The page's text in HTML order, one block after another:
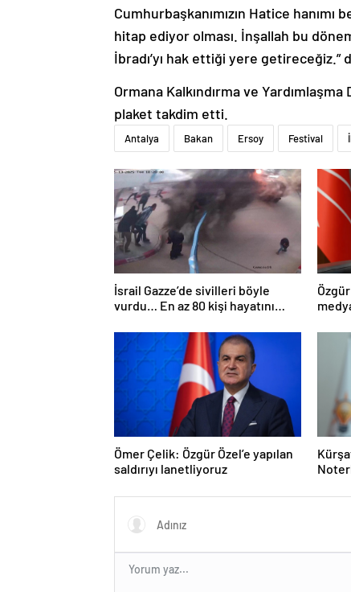
Cumhurbaşkanımızın Hatice
hitap ediyor olması. İnşallah bu
İbradı’yı hak ettiği yere getireceğiz.”
Ormana Kalkındırma ve
plaket takdim etti.
Antalya Bakan Ersoy Festival
İsrail Gazze’de sivilleri böyle
vurdu… En az 80 kişi hayatını
Ömer Çelik: Özgür Özel’e yapılan
saldırıyı lanetliyoruz